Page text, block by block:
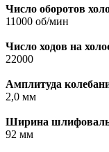
Число оборотов
11000 об/мин
Число ходов на
22000
Амплитуда
2,0 мм
Ширина
92 мм